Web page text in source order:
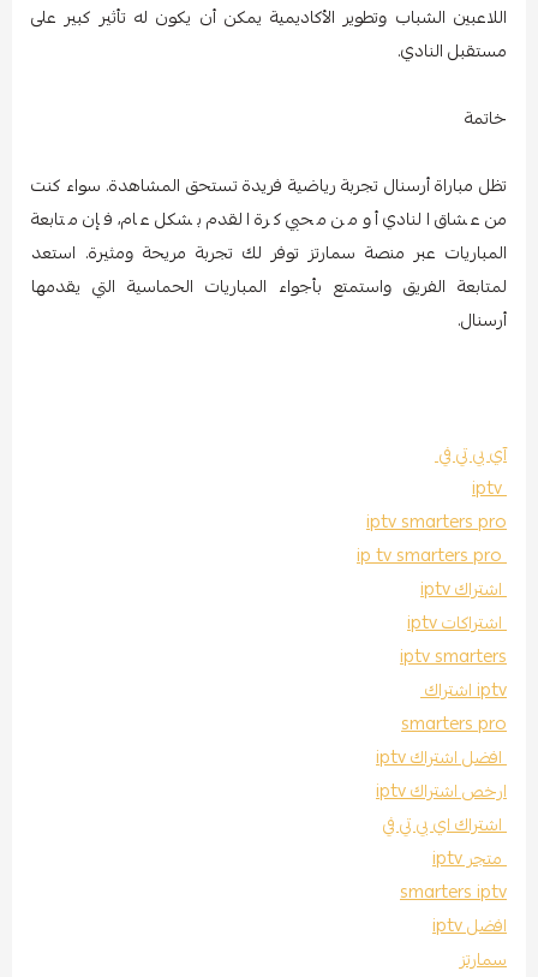
اللاعبين الشباب وتطوير الأكاديمية يمكن أن يكون له تأثير كبير على
مستقبل النادي.
خاتمة
تظل مباراة أرسنال تجربة رياضية فريدة تستحق المشاهدة. سواء كنت
من عشاق النادي أو من محبي كرة القدم بشكل عام، فإن متابعة
المباريات عبر منصة سمارتز توفر لك تجربة مريحة ومثيرة. استعد
لمتابعة الفريق واستمتع بأجواء المباريات الحماسية التي يقدمها
أرسنال.
آي بي تي في
iptv
iptv smarters pro
ip tv smarters pro
اشتراك iptv
اشتراكات iptv
iptv smarters
iptv اشتراك
smarters pro
افضل اشتراك iptv
ارخص اشتراك iptv
اشتراك اي بي تي في
متجر iptv
smarters iptv
افضل iptv
سمارتز